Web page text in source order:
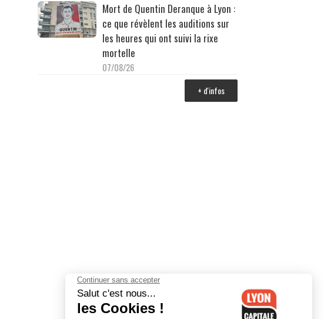
Mort de Quentin Deranque à Lyon :
ce que révèlent les auditions sur
les heures qui ont suivi la rixe
mortelle
07/08/26
+ d'infos